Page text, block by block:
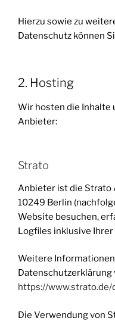
Hierzu sowie zu
Datenschutz können
2. Hosting
Wir hosten die Inhalte
Anbieter:
Strato
Anbieter ist die Strato
10249 Berlin
Website besuchen,
Logfiles inklusive Ihrer
Weitere
Datenschutzerklärung
https://
Die Verwendung von